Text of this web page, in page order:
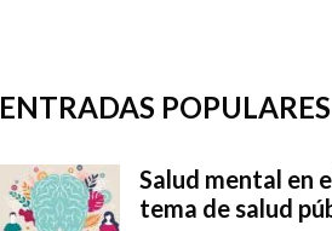
ENTRADAS POPULARES
Salud mental en
tema de salud